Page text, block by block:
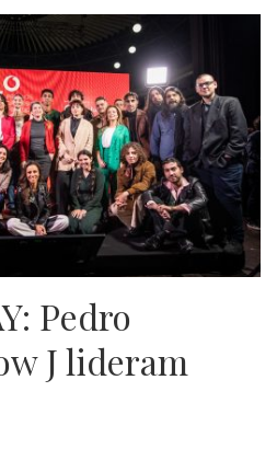
Pedro
J lideram